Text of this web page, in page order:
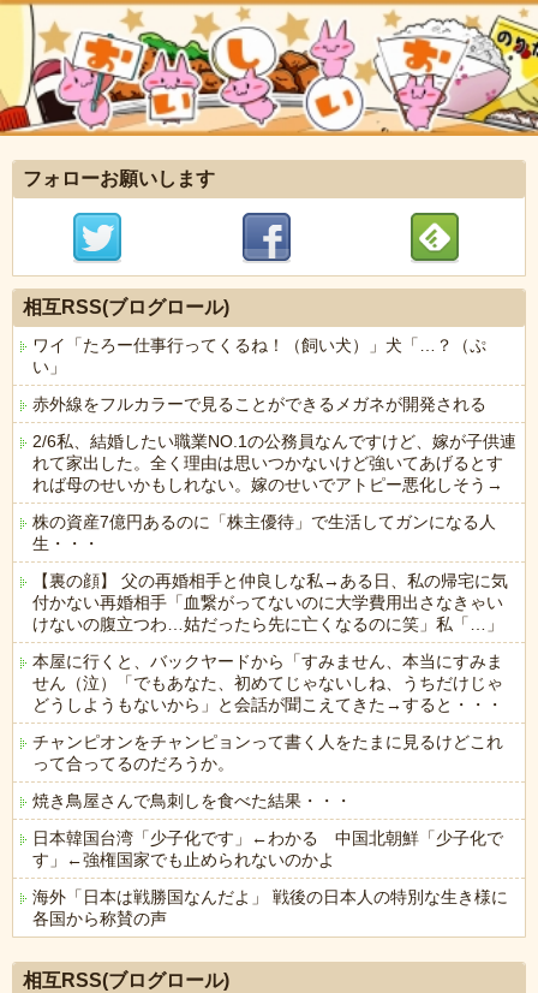
フォローお願いします
相互RSS(ブログロール)
ワイ「たろー仕事行ってくるね！（飼い犬）」犬「…？（ぷ
い」
赤外線をフルカラーで見ることができるメガネが開発される
2/6私、結婚したい職業NO.1の公務員なんですけど、嫁が子供連
れて家出した。全く理由は思いつかないけど強いてあげるとす
れば母のせいかもしれない。嫁のせいでアトピー悪化しそう→
株の資産7億円あるのに「株主優待」で生活してガンになる人
生・・・
【裏の顔】 父の再婚相手と仲良しな私→ある日、私の帰宅に気
付かない再婚相手「血繋がってないのに大学費用出さなきゃい
けないの腹立つわ…姑だったら先に亡くなるのに笑」私「…」
本屋に行くと、バックヤードから「すみません、本当にすみま
せん（泣）「でもあなた、初めてじゃないしね、うちだけじゃ
どうしようもないから」と会話が聞こえてきた→すると・・・
チャンピオンをチャンピョンって書く人をたまに見るけどこれ
って合ってるのだろうか。
焼き鳥屋さんで鳥刺しを食べた結果・・・
日本韓国台湾「少子化です」←わかる 中国北朝鮮「少子化で
す」←強権国家でも止められないのかよ
海外「日本は戦勝国なんだよ」 戦後の日本人の特別な生き様に
各国から称賛の声
相互RSS(ブログロール)